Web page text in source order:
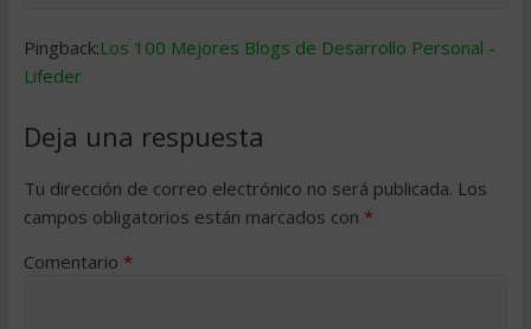
Pingback:Los 100 Mejores Blogs de Desarrollo Personal -
Lifeder
Deja una respuesta
Tu dirección de correo electrónico no será publicada. Los
campos obligatorios están marcados con *
Comentario *